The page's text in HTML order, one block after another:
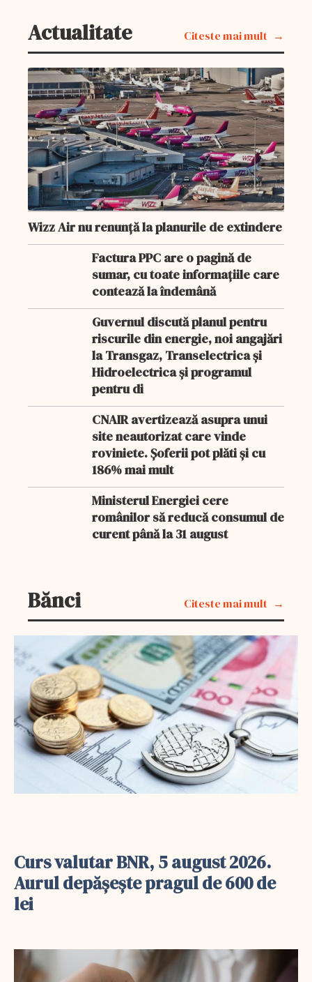
Actualitate Citeste mai mult
Wizz Air nu renunță la planurile de extindere
Factura PPC are o pagină de
sumar, cu toate informațiile care
contează la îndemână
Guvernul discută planul pentru
riscurile din energie, noi angajări
la Transgaz, Transelectrica și
Hidroelectrica și programul
pentru di
CNAIR avertizează asupra unui
site neautorizat care vinde
roviniete. Șoferii pot plăti și cu
186% mai mult
Ministerul Energiei cere
românilor să reducă consumul de
curent până la 31 august
Bănci Citeste mai mult
Curs valutar BNR, 5 august 2026.
Aurul depășește pragul de 600 de
lei